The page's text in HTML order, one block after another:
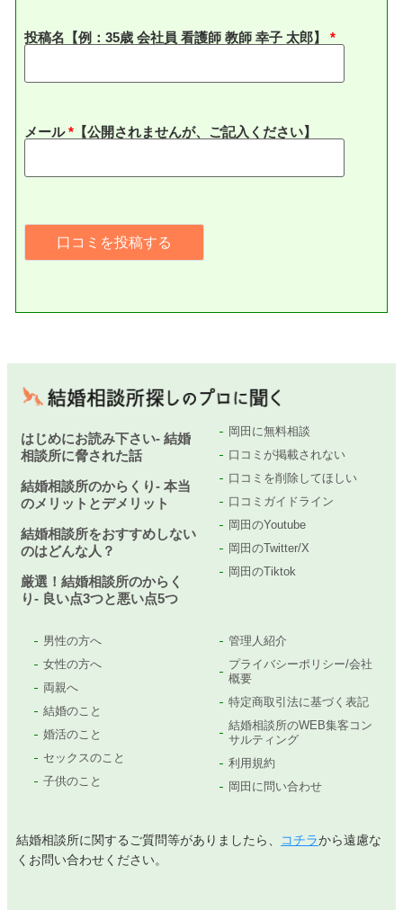
投稿名【例：35歳 会社員 看護師 教師 幸子 太郎】
メール* 【公開されませんが、ご記入ください】
はじめにお読み下さい- 結婚
相談所に脅された話
結婚相談所のからくり- 本当
のメリットとデメリット
結婚相談所をおすすめしない
のはどんな人？
厳選！結婚相談所のからく
り- 良い点3つと悪い点5つ
岡田に無料相談
口コミが掲載されない
口コミを削除してほしい
口コミガイドライン
岡田のYoutube
岡田のTwitter/X
岡田のTiktok
男性の方へ
女性の方へ
両親へ
結婚のこと
婚活のこと
セックスのこと
子供のこと
管理人紹介
プライバシーポリシー/会社
概要
特定商取引法に基づく表記
結婚相談所のWEB集客コン
サルティング
利用規約
岡田に問い合わせ
結婚相談所に関するご質問等がありましたら、 コチラから遠慮な
くお問い合わせください。